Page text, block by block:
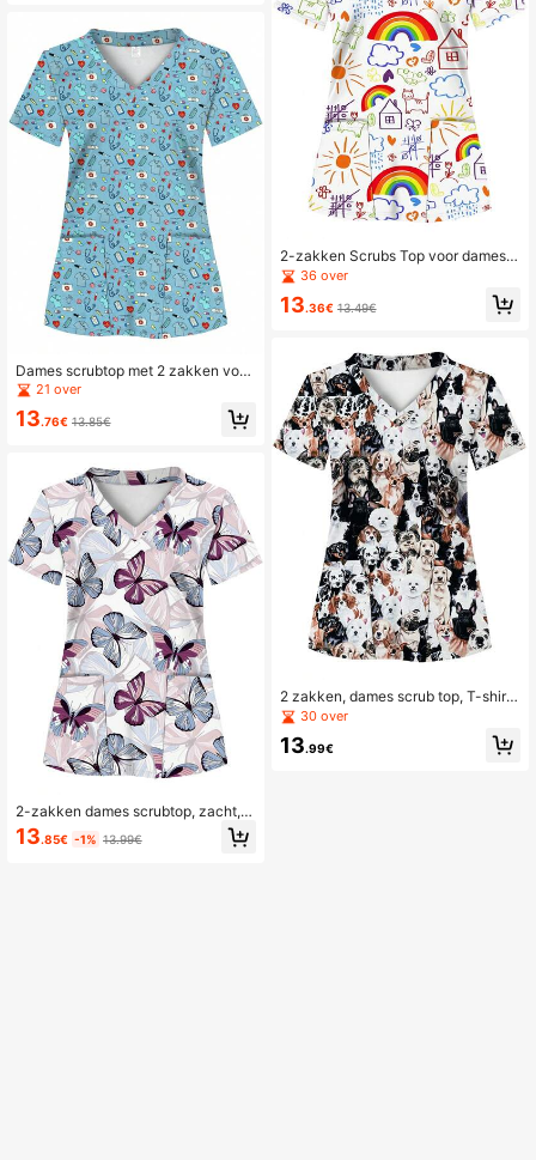
Dames scrubtop met 2 zakken voor
de herfst
21 over
13.76€ 13.85€
2-zakken dames scrubtop, zacht, a
demend, praktisch scrubshirt voor z
orgprofessionals - scrubshirt herfst
13.85€ -1% 13.99€
2-zakken Scrubs Top voor dames,
zacht, ademend, praktisch uniforms
hirt voor zorgprofessionals - Scrubs
Shirt Herfst
36 over
13.36€ 13.49€
2 zakken, dames scrub top, T-shirt
voor zorgprofessionals - scrub top,
zacht, ademend, praktisch uniform
voor ziekenhuizen, tandartspraktijk
30 over
13.99€